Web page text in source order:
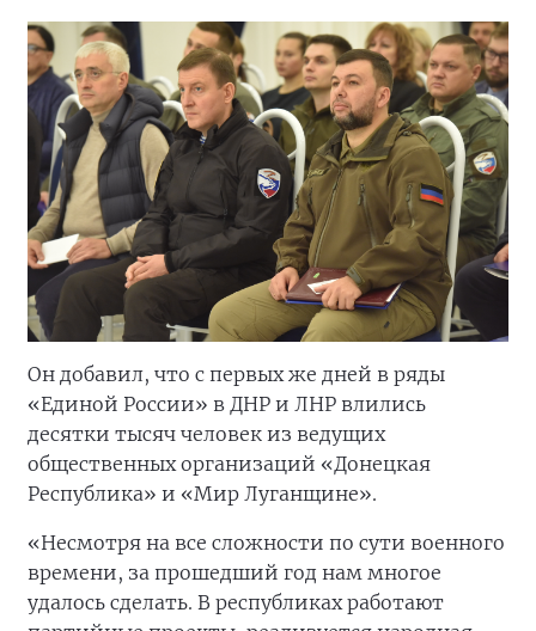
Он добавил, что с первых же дней в ряды
«Единой России» в ДНР и ЛНР влились
десятки тысяч человек из ведущих
общественных организаций «Донецкая
Республика» и «Мир Луганщине».
«Несмотря на все сложности по сути военного
времени, за прошедший год нам многое
удалось сделать. В республиках работают